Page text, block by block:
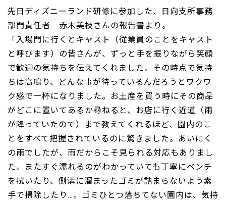
先日ディズニーランド研修に参加した、日向支所事務
部門責任者 赤木美枝さんの報告書より。
「入場門に行くとキャスト（従業員のことをキャスト
と呼びます）の皆さんが、ずっと手を振りながら笑顔
で歓迎の気持ちを伝えてくれました。その時点で気持
ちは高鳴り、どんな事が待っているんだろうとワクワ
ク感で一杯になりました。お土産を買う時にその商品
がどこに置いてあるか尋ねると、お店に行く近道（雨
が降っていたので）まで教えてくれるほど、園内のこ
とをすべて把握されているのに驚きました。あいにく
の雨でしたが、雨だからこそ見られる対応もありまし
た。またすぐ濡れるのがわかっていても丁寧にベンチ
を拭いたり、側溝に溜まったゴミが詰まらないよう素
手で掃除したり…。ゴミひとつ落ちてない園内は、気持